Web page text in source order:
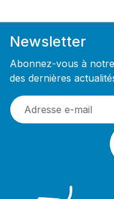
Newsletter
Abonnez-vous à
des dernières